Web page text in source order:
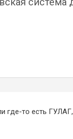
где-то есть